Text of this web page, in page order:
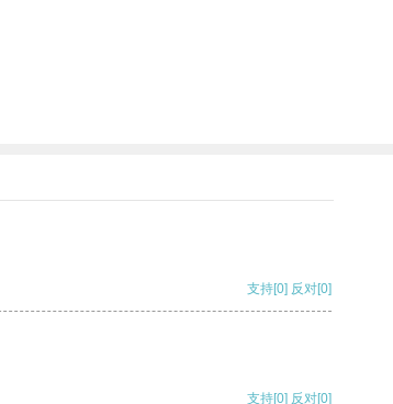
支持[0] 反对[0]
支持[0] 反对[0]